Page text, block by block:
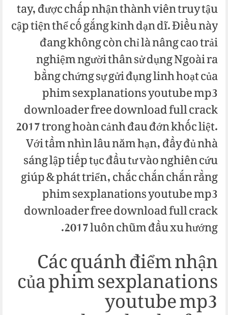
tay, được chấp nhận thành viên truy tậu
cập tiện thể cố gắng kỉnh dạn dĩ. Điều này
đang không còn chỉ là nâng cao trải
nghiệm người thân sử dụng Ngoài ra
bằng chứng sự gửi đụng linh hoạt của
phim sexplanations youtube mp3
downloader free download full crack
2017 trong hoàn cảnh đau đớn khốc liệt.
Với tầm nhìn lâu năm hạn, đầy đủ nhà
sáng lập tiếp tục đầu tư vào nghiên cứu
giúp & phát triển, chắc chắn chắn rằng
phim sexplanations youtube mp3
downloader free download full crack
2017 luôn chũm đầu xu hướng.
Các quánh điểm nhận
của phim sexplanations